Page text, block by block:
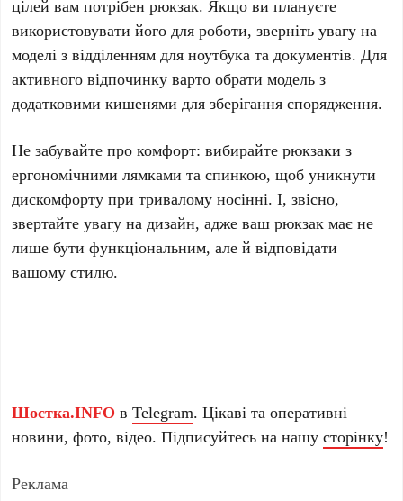
цілей вам потрібен рюкзак. Якщо ви плануєте
використовувати його для роботи, зверніть увагу на
моделі з відділенням для ноутбука та документів. Для
активного відпочинку варто обрати модель з
додатковими кишенями для зберігання спорядження.
Не забувайте про комфорт: вибирайте рюкзаки з
ергономічними лямками та спинкою, щоб уникнути
дискомфорту при тривалому носінні. І, звісно,
звертайте увагу на дизайн, адже ваш рюкзак має не
лише бути функціональним, але й відповідати
вашому стилю.
Шостка.INFO вTelegram. Цікаві та оперативні
новини, фото, відео. Підписуйтесь на нашусторінку!
Реклама